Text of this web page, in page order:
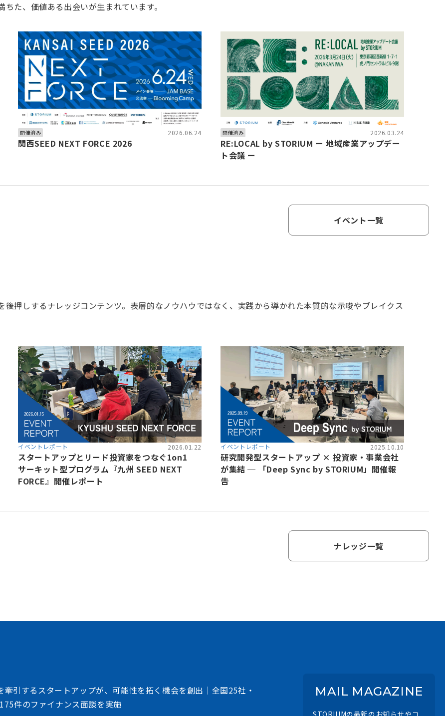
た、価値ある出会いが生まれています。
開催済み 2026.06.24
関西SEED NEXT FORCE 2026
開催済み 2026.03.24
RE:LOCAL by STORIUM ー 地域産業アップデー
ト会議 ー
イベント一覧
押しするナレッジコンテンツ。表層的なノウハウではなく、実践から導かれた本質的な示唆やブレイクス
イベントレポート 2026.01.22
スタートアップとリード投資家をつなぐ1on1
サーキット型プログラム『九州 SEED NEXT
FORCE』開催レポート
イベントレポート 2025.10.10
研究開発型スタートアップ × 投資家・事業会社
が集結 ─ 「Deep Sync by STORIUM」開催報
告
ナレッジ一覧
引するスタートアップが、可能性を拓く機会を創出｜全国25社・
件のファイナンス面談を実施
MAIL MAGAZINE
STORIUMの最新のお知らせやコ